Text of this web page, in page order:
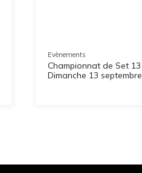
Evènements
Championnat de Set 13
Dimanche 13 septembre